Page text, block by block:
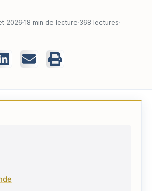
2026 18 min de lecture 368 lectures